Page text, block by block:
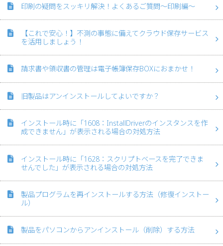
印刷の疑問をスッキリ解決！よくあるご質問～印刷編～
【これで安心！】不測の事態に備えてクラウド保存サービス
を活用しましょう！
請求書や領収書の管理は電子帳簿保存BOXにおまかせ！
旧製品はアンインストールしてよいですか？
インストール時に「1608：InstallDriverのインスタンスを作
成できません」が表示される場合の対処方法
インストール時に「1628：スクリプトベースを完了できま
せんでした」が表示される場合の対処方法
製品プログラムを再インストールする方法（修復インストー
ル）
製品をパソコンからアンインストール（削除）する方法